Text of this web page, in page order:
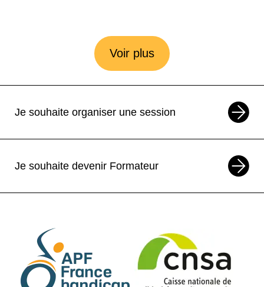
Voir plus
Je souhaite organiser une session
Je souhaite devenir Formateur